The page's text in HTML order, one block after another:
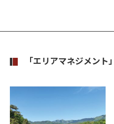
「エリアマネジメン